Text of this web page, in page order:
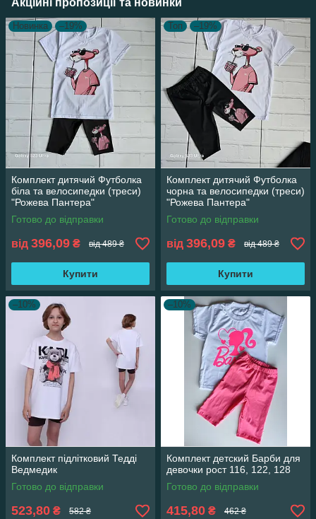
Акційні пропозиції та новинки
Новинка –19%
Комплект дитячий Футболка
біла та велосипедки (треси)
"Рожева Пантера"
Готово до відправки
від 396,09 ₴ від 489 ₴
Купити
Топ –19%
Комплект дитячий Футболка
чорна та велосипедки (треси)
"Рожева Пантера"
Готово до відправки
від 396,09 ₴ від 489 ₴
Купити
–10%
Комплект підлітковий Тедді
Ведмедик
Готово до відправки
523,80 ₴ 582 ₴
–10%
Комплект детский Барби для
девочки рост 116, 122, 128
Готово до відправки
415,80 ₴ 462 ₴